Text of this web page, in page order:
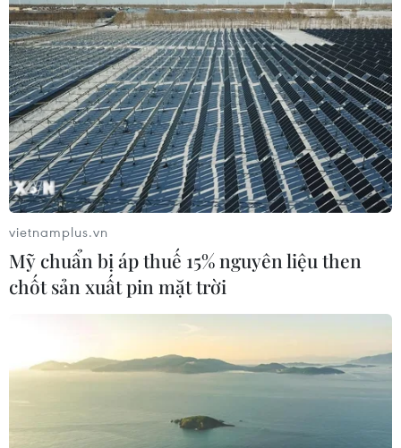
vietnamplus.vn
Mỹ chuẩn bị áp thuế 15% nguyên liệu then
chốt sản xuất pin mặt trời